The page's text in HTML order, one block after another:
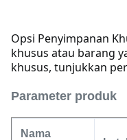
Opsi Penyimpanan
khusus atau barang
khusus, tunjukkan
Parameter produk
Nama